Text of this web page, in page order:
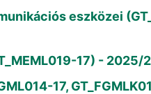
eszközei
17) -
17,